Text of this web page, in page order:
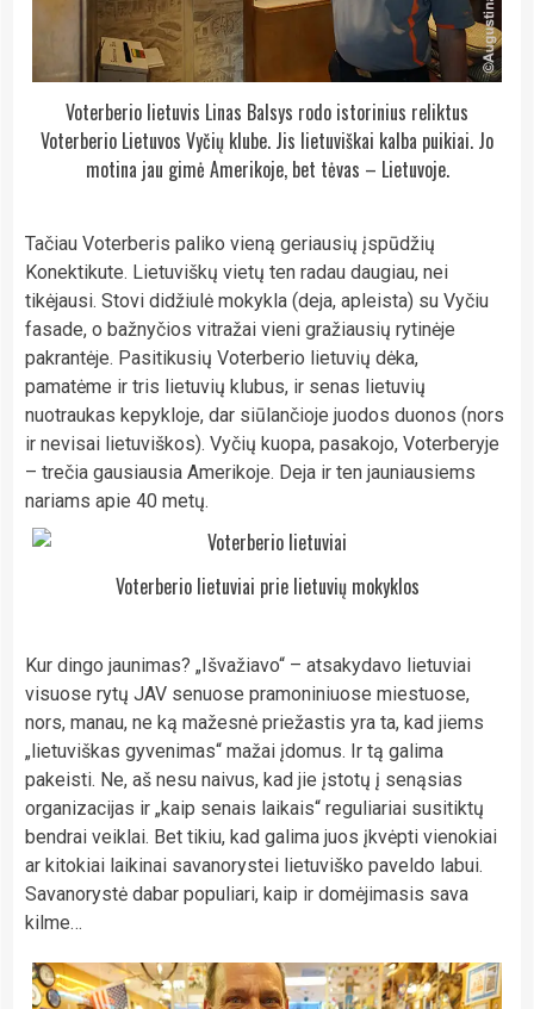
Voterberio lietuvis Linas Balsys rodo istorinius reliktus
Voterberio Lietuvos Vyčių klube. Jis lietuviškai kalba puikiai. Jo
motina jau gimė Amerikoje, bet tėvas – Lietuvoje.
Tačiau Voterberis paliko vieną geriausių įspūdžių
Konektikute. Lietuviškų vietų ten radau daugiau, nei
tikėjausi. Stovi didžiulė mokykla (deja, apleista) su Vyčiu
fasade, o bažnyčios vitražai vieni gražiausių rytinėje
pakrantėje. Pasitikusių Voterberio lietuvių dėka,
pamatėme ir tris lietuvių klubus, ir senas lietuvių
nuotraukas kepykloje, dar siūlančioje juodos duonos (nors
ir nevisai lietuviškos). Vyčių kuopa, pasakojo, Voterberyje
– trečia gausiausia Amerikoje. Deja ir ten jauniausiems
nariams apie 40 metų.
Voterberio lietuviai prie lietuvių mokyklos
Kur dingo jaunimas? „Išvažiavo“ – atsakydavo lietuviai
visuose rytų JAV senuose pramoniniuose miestuose,
nors, manau, ne ką mažesnė priežastis yra ta, kad jiems
„lietuviškas gyvenimas“ mažai įdomus. Ir tą galima
pakeisti. Ne, aš nesu naivus, kad jie įstotų į senąsias
organizacijas ir „kaip senais laikais“ reguliariai susitiktų
bendrai veiklai. Bet tikiu, kad galima juos įkvėpti vienokiai
ar kitokiai laikinai savanorystei lietuviško paveldo labui.
Savanorystė dabar populiari, kaip ir domėjimasis sava
kilme…